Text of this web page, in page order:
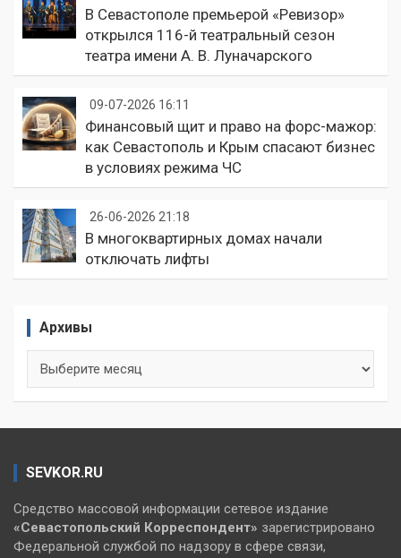
В Севастополе премьерой «Ревизор»
открылся 116-й театральный сезон
театра имени А. В. Луначарского
09-07-2026 16:11
Финансовый щит и право на форс-мажор:
как Севастополь и Крым спасают бизнес
в условиях режима ЧС
26-06-2026 21:18
В многоквартирных домах начали
отключать лифты
Архивы
SEVKOR.RU
Средство массовой информации сетевое издание
«Севастопольский Корреспондент» зарегистрировано
Федеральной службой по надзору в сфере связи,